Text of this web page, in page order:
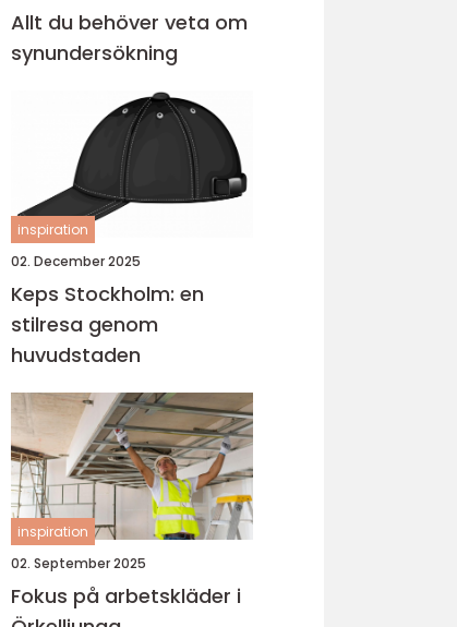
Allt du behöver veta om
synundersökning
inspiration
02. December 2025
Keps Stockholm: en
stilresa genom
huvudstaden
inspiration
02. September 2025
Fokus på arbetskläder i